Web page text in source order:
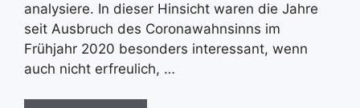
analysiere. In dieser Hinsicht waren die Jahre
seit Ausbruch des Coronawahnsinns im
Frühjahr 2020 besonders interessant, wenn
auch nicht erfreulich, …